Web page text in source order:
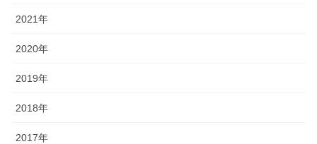
2021年
2020年
2019年
2018年
2017年